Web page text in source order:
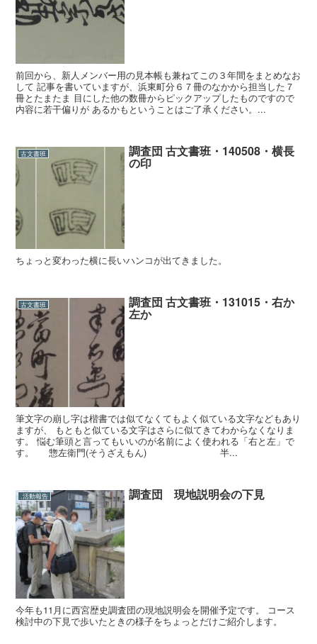
前回から、新人メンバー用の見本帳も兼ねてこの３年間をまとめなお
して 記事を書いていますが、浜東町分６７冊のなかから担当した７
冊とたまたま 目にした他の数冊からピックアップしたものですので
内容に若干偏りが あるかもということはご了承ください。...
古文書班 調査団 古文書班・140508・横長
の印
ちょっと変わった横に長いハンコが出てきました。
古文書班 調査団 古文書班・131015・右か
左か
筆文字の崩し字は楷書では似てなくてもよく似ている文字などもあり
ますが、 もともと似ている文字はさらに似てきてわからなくなりま
す。 悩む筆頭と言ってもいいのが名前によく使われる「右と左」で
す。 惣左衛門(そうざえもん) 半...
.活動報告 調査団 現地説明会の下見
今年も11月に西宮歴史調査団の現地説明会を開催予定です。 コース
検討中の下見で歩いたときの様子をちょっとだけご紹介します。